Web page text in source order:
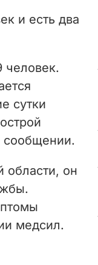
и есть два
человек.
сутки
сообщении.
области, он
медсил.